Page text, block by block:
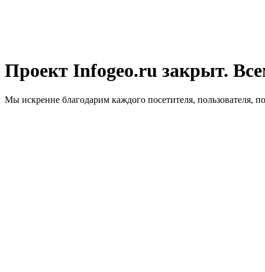
Проект Infogeo.ru закрыт.
Мы искренне благодарим каждого посетителя, пользователя,